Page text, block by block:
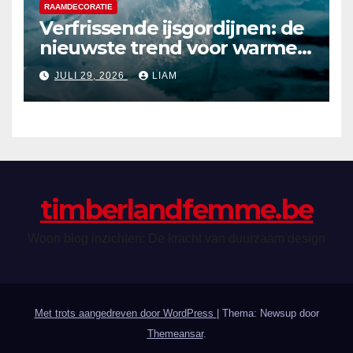
RAAMDECORATIE
Verfrissende ijsgordijnen: de
nieuwste trend voor warme
zomerdagen
JULI 29, 2026 LIAM
timberlandfemme.be
Met trots aangedreven door WordPress
Thema: Newsup door
Themeansar.